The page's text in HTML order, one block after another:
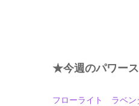
★今週のパワー
フローライト ラベン